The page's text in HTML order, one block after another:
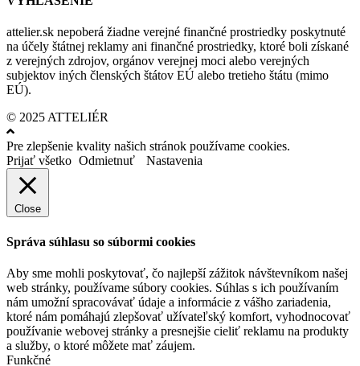
attelier.sk nepoberá žiadne verejné finančné prostriedky poskytnuté
na účely štátnej reklamy ani finančné prostriedky, ktoré boli získané
z verejných zdrojov, orgánov verejnej moci alebo verejných
subjektov iných členských štátov EÚ alebo tretieho štátu (mimo
EÚ).
© 2025 ATTELIÉR
Pre zlepšenie kvality našich stránok používame cookies.
Prijať všetko Odmietnuť Nastavenia
Close
Správa súhlasu so súbormi cookies
Aby sme mohli poskytovať, čo najlepší zážitok návštevníkom našej
web stránky, používame súbory cookies. Súhlas s ich používaním
nám umožní spracovávať údaje a informácie z vášho zariadenia,
ktoré nám pomáhajú zlepšovať užívateľský komfort, vyhodnocovať
používanie webovej stránky a presnejšie cieliť reklamu na produkty
a služby, o ktoré môžete mať záujem.
Funkčné